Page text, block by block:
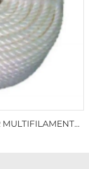
CUERDA DE POLIÉSTER MULTIFILAMENTO RETORCIDA